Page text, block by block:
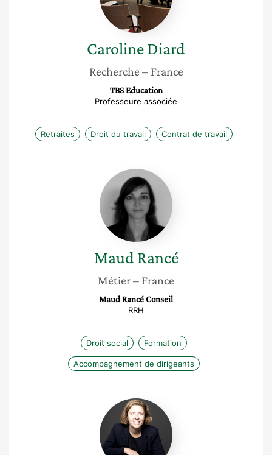
CarolineDiard
Recherche – France
TBS Education
Professeure associée
Retraites Droit du travail Contrat de travail
Maud
Rancé
Maud Rancé
Métier– France
Maud Rancé Conseil
RRH
Droit social Formation
Accompagnement de dirigeants
Claire
Abate